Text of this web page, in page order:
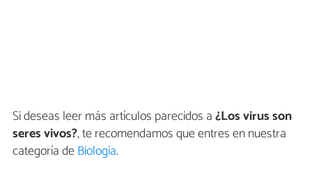
Si deseas leer más artículos parecidos a¿Los virus son
seres vivos?, te recomendamos que entres en nuestra
categoría deBiología.